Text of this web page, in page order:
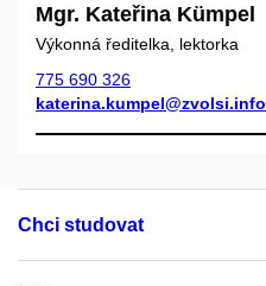
Mgr. Kateřina Kümpel
Výkonná ředitelka, lektorka
775 690 326
katerina.kumpel@zvolsi.info
Chci studovat